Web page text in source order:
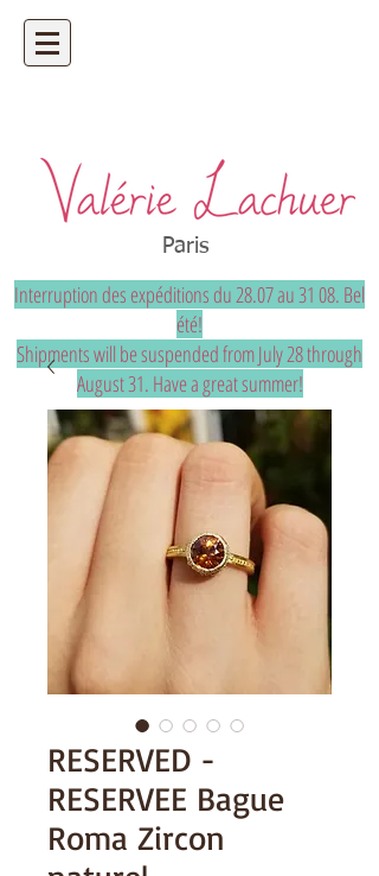
Artisan bijoutier - bijoux précieux et
uniques sur mesure
Paris
Interruption des expéditions du 28.07 au 31 08. Bel
été!
Shipments will be suspended from July 28 through
August 31. Have a great summer!
RESERVED -
RESERVEE Bague
Roma Zircon